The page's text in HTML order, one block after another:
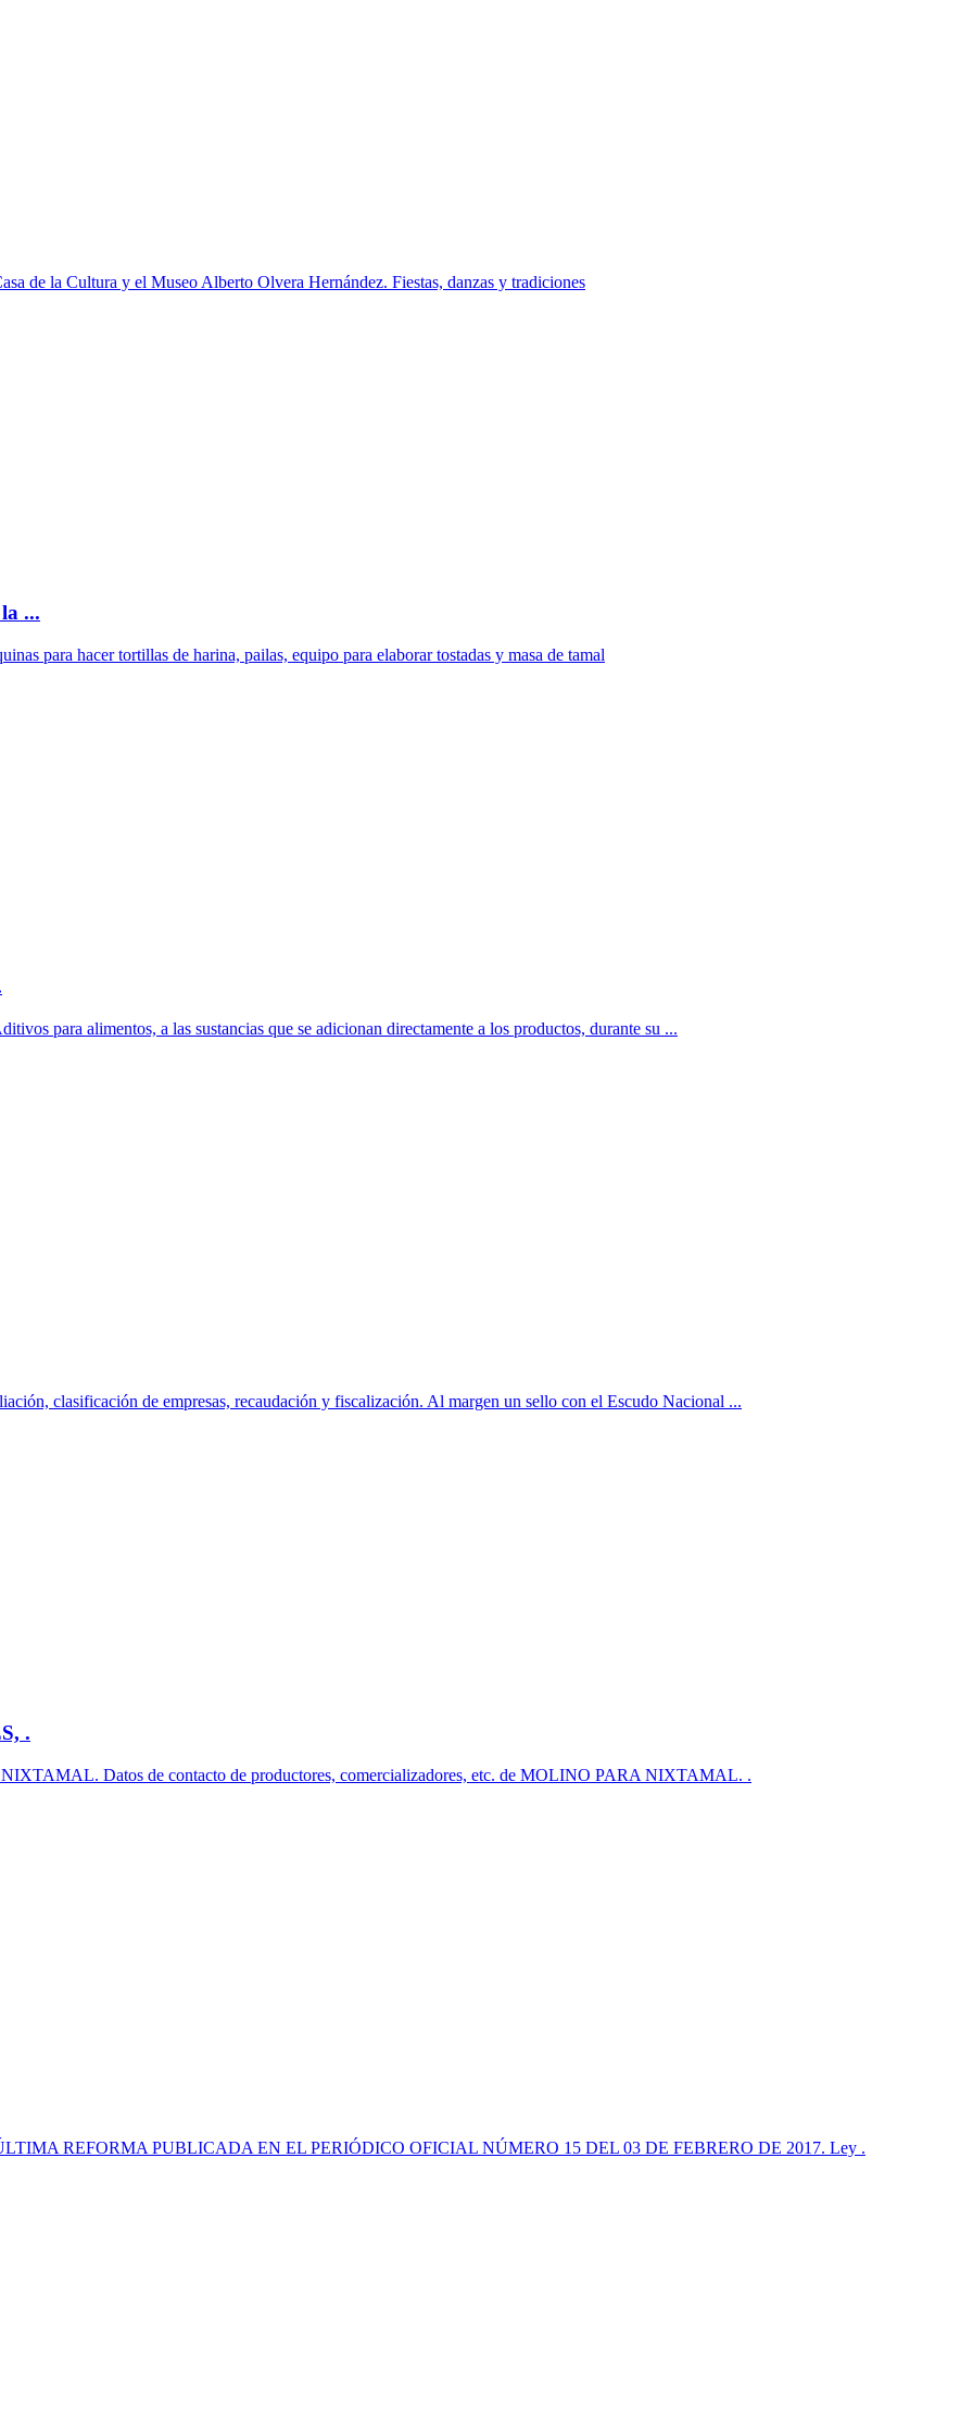
de la Cultura y el Museo Alberto Olvera Hernández. Fiestas, danzas y tradiciones
...
para hacer tortillas de harina, pailas, equipo para elaborar tostadas y masa de tamal
para alimentos, a las sustancias que se adicionan directamente a los productos, durante su ...
clasificación de empresas, recaudación y fiscalización. Al margen un sello con el Escudo Nacional ...
.
Datos de contacto de productores, comercializadores, etc. de MOLINO PARA NIXTAMAL. .
REFORMA PUBLICADA EN EL PERIÓDICO OFICIAL NÚMERO 15 DEL 03 DE FEBRERO DE 2017. Ley .